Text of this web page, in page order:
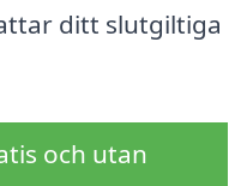
ditt slutgiltiga
och utan